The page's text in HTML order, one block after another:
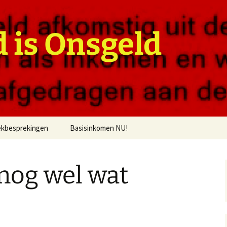
is Onsgeld
Basisinkomen NU!
wel wat